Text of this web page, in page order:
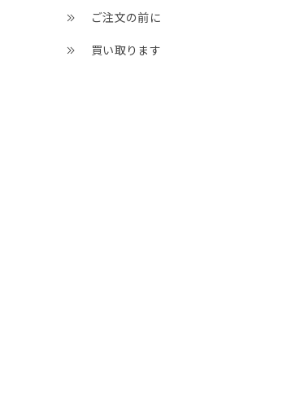
ご注文の前に
買い取ります